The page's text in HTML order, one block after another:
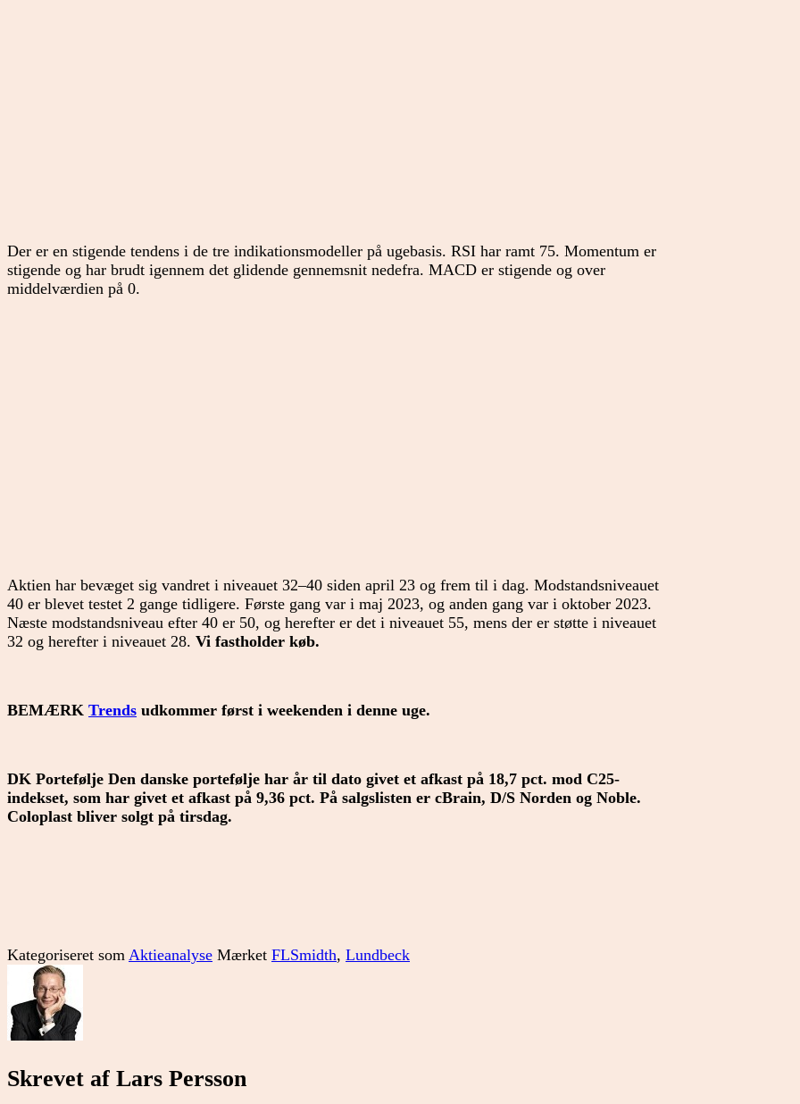
Der er en stigende tendens i de tre indikationsmodeller på ugebasis. RSI har ramt 75. Momentum er
stigende og har brudt igennem det glidende gennemsnit nedefra. MACD er stigende og over
middelværdien på 0.
Aktien har bevæget sig vandret i niveauet 32–40 siden april 23 og frem til i dag. Modstandsniveauet
40 er blevet testet 2 gange tidligere. Første gang var i maj 2023, og anden gang var i oktober 2023.
Næste modstandsniveau efter 40 er 50, og herefter er det i niveauet 55, mens der er støtte i niveauet
32 og herefter i niveauet 28. Vi fastholder køb.
BEMÆRK Trends udkommer først i weekenden i denne uge.
DK Portefølje Den danske portefølje har år til dato givet et afkast på 18,7 pct. mod C25-
indekset, som har givet et afkast på 9,36 pct. På salgslisten er cBrain, D/S Norden og Noble.
Coloplast bliver solgt på tirsdag.
Kategoriseret som Aktieanalyse Mærket FLSmidth, Lundbeck
Skrevet af Lars Persson